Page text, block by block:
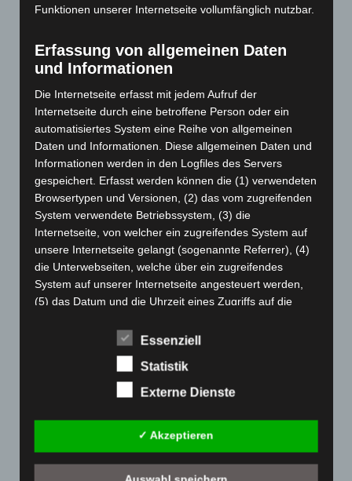
Juni 2024(107)
April 2024(102)
Februar 2024
(103)
Januar 2024(111)
Dezember 2023(130)
November 2023(130)
Oktober 2023(114)
September 2023(133)
August 2023(134)
Juli 2023(118)
Juni 2023 (142)
(154)
November 2022(167)
Funktionen unserer Internetseite vollumfänglich nutzbar.
Erfassung von allgemeinen Daten
und Informationen
Die Internetseite erfasst mit jedem Aufruf der
Internetseite durch eine betroffene Person oder ein
automatisiertes System eine Reihe von allgemeinen
Daten und Informationen. Diese allgemeinen Daten und
Informationen werden in den Logfiles des Servers
gespeichert. Erfasst werden können die (1) verwendeten
Browsertypen und Versionen, (2) das vom zugreifenden
System verwendete Betriebssystem, (3) die
Internetseite, von welcher ein zugreifendes System auf
unsere Internetseite gelangt (sogenannte Referrer), (4)
die Unterwebseiten, welche über ein zugreifendes
System auf unserer Internetseite angesteuert werden,
(5) das Datum und die Uhrzeit eines Zugriffs auf die
Adresse), (7) der Internet-Service-Provider des
zugreifenden Systems und (8) sonstige ähnliche Daten
und Informationen, die der Gefahrenabwehr im Falle von
Angriffen auf unsere informationstechnologischen
Bei der Nutzung dieser allgemeinen Daten und
betroffene Person. Diese Informationen werden vielmehr
Essenziell
Statistik
Externe Dienste
✓ Akzeptieren